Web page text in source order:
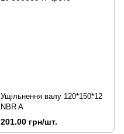
Ущільнення валу 120*150*12
NBR A
201.00 грн/шт.